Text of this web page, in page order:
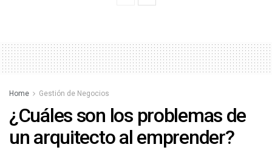
Home Gestión de Negocios
¿Cuáles son los problemas de
un arquitecto al emprender?